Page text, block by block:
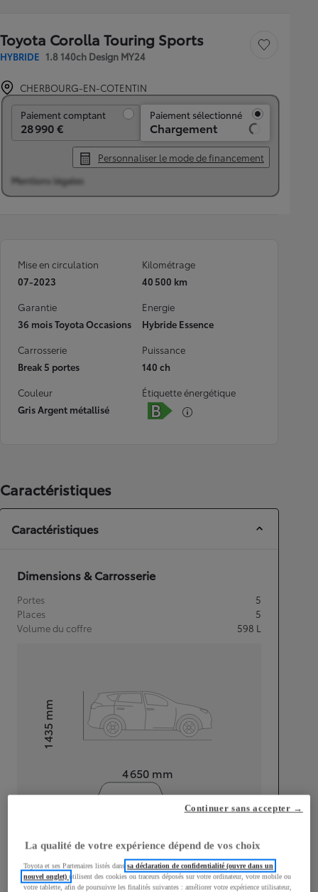
Toyota Corolla Touring Sports
HYBRIDE 1.8 140ch Design MY24
Sauvegarder le
CHERBOURG-EN-COTENTIN
Paiement comptant
28 990 €
Paiement sélectionné
Chargement
Personnaliser le mode de financement
Mentions légales
Mise en circulation
07-2023
Kilométrage
40 500 km
Garantie
36 mois Toyota Occasions
Energie
Hybride Essence
Carrosserie
Break 5 portes
Puissance
140 ch
Couleur
Gris Argent métallisé
Étiquette énergétique
Caractéristiques
Caractéristiques
Dimensions & Carrosserie
Portes
5
Places
5
Volume du coffre
598 L
4 650 mm
Hauteur1 435
mm
Largeur
1 790mm
La qualité de votre expérience dépend de vos choix
Toyota et ses Partenaires listés danssa déclaration de confidentialité (ouvre dans un
nouvel onglet)utilisent des cookies ou traceurs déposés sur votre ordinateur, votre mobile ou
votre tablette, afin de poursuivre les finalités suivantes : améliorer votre expérience utilisateur,
Continuer sans accepter →